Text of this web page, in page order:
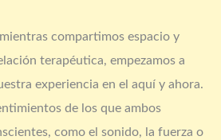
compartimos espacio y
terapéutica, empezamos a
experiencia en el aquí y ahora.
de los que ambos
como el sonido, la fuerza o